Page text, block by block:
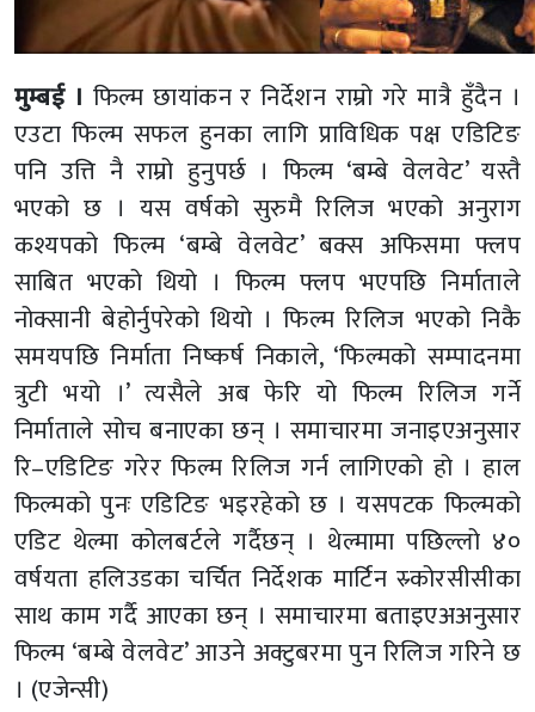
मुम्बई । फिल्म छायांकन र निर्देशन राम्रो गरे मात्रै हुँदैन ।
एउटा फिल्म सफल हुनका लागि प्राविधिक पक्ष एडिटिङ
पनि उत्ति नै राम्रो हुनुपर्छ । फिल्म ‘बम्बे वेलवेट’ यस्तै
भएको छ । यस वर्षको सुरुमै रिलिज भएको अनुराग
कश्यपको फिल्म ‘बम्बे वेलवेट’ बक्स अफिसमा फ्लप
साबित भएको थियो । फिल्म फ्लप भएपछि निर्माताले
नोक्सानी बेहोर्नुपरेको थियो । फिल्म रिलिज भएको निकै
समयपछि निर्माता निष्कर्ष निकाले, ‘फिल्मको सम्पादनमा
त्रुटी भयो ।’ त्यसैले अब फेरि यो फिल्म रिलिज गर्ने
निर्माताले सोच बनाएका छन् । समाचारमा जनाइएअनुसार
रि–एडिटिङ गरेर फिल्म रिलिज गर्न लागिएको हो । हाल
फिल्मको पुनः एडिटिङ भइरहेको छ । यसपटक फिल्मको
एडिट थेल्मा कोलबर्टले गर्दैछन् । थेल्मामा पछिल्लो ४०
वर्षयता हलिउडका चर्चित निर्देशक मार्टिन स्र्कोरसीसीका
साथ काम गर्दै आएका छन् । समाचारमा बताइएअअनुसार
फिल्म ‘बम्बे वेलवेट’ आउने अक्टुबरमा पुन रिलिज गरिने छ
। (एजेन्सी)